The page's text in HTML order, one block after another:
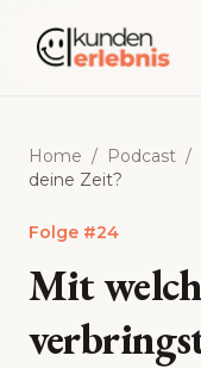
Home / Podcast /
deine Zeit?
Folge #24
Mit